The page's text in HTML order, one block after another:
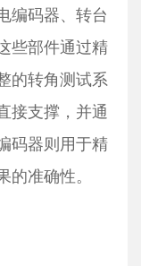
编码器、转台
些部件通过精
的转角测试系
接支撑，并通
码器则用于精
准确性。